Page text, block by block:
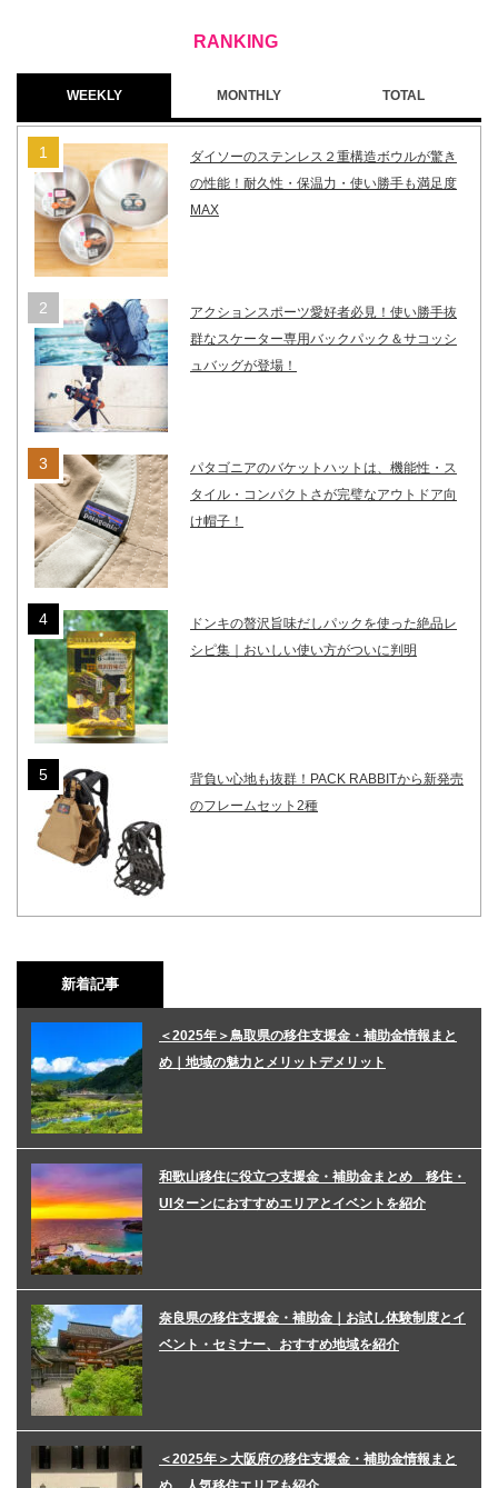
WEEKLY MONTHLY TOTAL
ダイソーのステンレス２重構造ボウルが驚き
の性能！耐久性・保温力・使い勝手も満足度
MAX
アクションスポーツ愛好者必見！使い勝手抜
群なスケーター専用バックパック＆サコッシ
ュバッグが登場！
パタゴニアのバケットハットは、機能性・ス
タイル・コンパクトさが完璧なアウトドア向
け帽子！
ドンキの贅沢旨味だしパックを使った絶品レ
シピ集｜おいしい使い方がついに判明
背負い心地も抜群！PACK RABBITから新発売
のフレームセット2種
新着記事
＜2025年＞鳥取県の移住支援金・補助金情報まと
め｜地域の魅力とメリットデメリット
和歌山移住に役立つ支援金・補助金まとめ 移住・
UIターンにおすすめエリアとイベントを紹介
奈良県の移住支援金・補助金｜お試し体験制度とイ
ベント・セミナー、おすすめ地域を紹介
＜2025年＞大阪府の移住支援金・補助金情報まと